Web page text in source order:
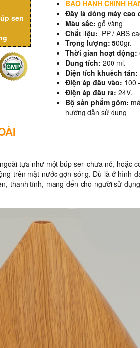
sen
BẢO HÀNH CHÍNH
Đây là dòng máy cao
Màu sắc: gỗ vàng
Chất liệu: PP / ABS
Trọng lượng: 500gr.
Thời gian hoạt động:
Dung tích: 200 ml.
Diện tích khuếch tán:
Điện áp đầu vào: 100
Điện áp đầu ra: 24V.
Bộ sản phẩm gồm:
hướng dẫn sử dụng
tựa như một búp sen chưa nở, hoặc
trên mặt nước gợn sóng. Dù là ở hình
thanh tĩnh, mang đến cho người sử